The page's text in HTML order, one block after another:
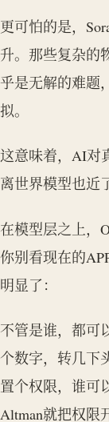
更可怕的是，
升。那些复杂的
乎是无解的难题
拟。
这意味着，AI对
离世界模型也近
在模型层之上，
你别看现在的
明显了：
不管是谁，都可
个数字，转几下
置个权限，谁可
Altman就把权限